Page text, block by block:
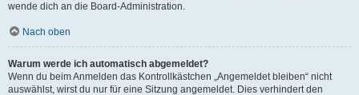
wende dich an die Board-Administration.
Nach oben
Warum werde ich automatisch abgemeldet?
Wenn du beim Anmelden das Kontrollkästchen „Angemeldet bleiben“ nicht
auswählst, wirst du nur für eine Sitzung angemeldet. Dies verhindert den